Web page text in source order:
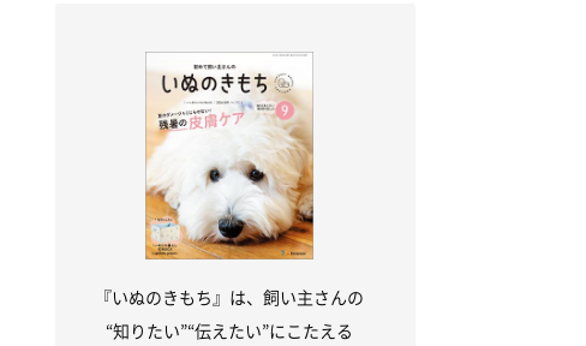
『いぬのきもち』は、飼い主さんの
“知りたい”“伝えたい”にこたえる